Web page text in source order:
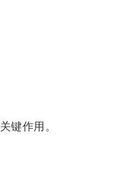
键作用。